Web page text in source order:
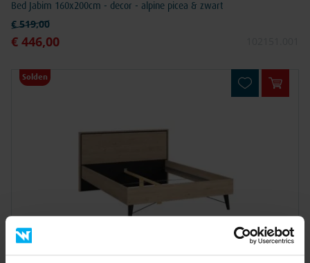
Bed Jabim 160x200cm - decor - alpine picea & zwart
Speciale prijs
€ 446,00
Normale prijs
€ 519,00
Solden
In